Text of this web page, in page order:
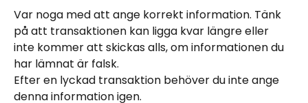
Var noga med att ange korrekt information. Tänk
på att transaktionen kan ligga kvar längre eller
inte kommer att skickas alls, om informationen du
har lämnat är falsk.
Efter en lyckad transaktion behöver du inte ange
denna information igen.